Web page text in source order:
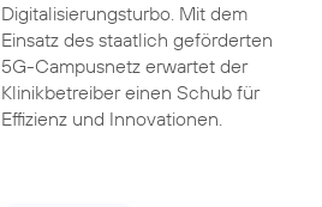
Digitalisierungsturbo. Mit dem
Einsatz des staatlich geförderten
5G-Campusnetz erwartet der
Klinikbetreiber einen Schub für
Effizienz und Innovationen.